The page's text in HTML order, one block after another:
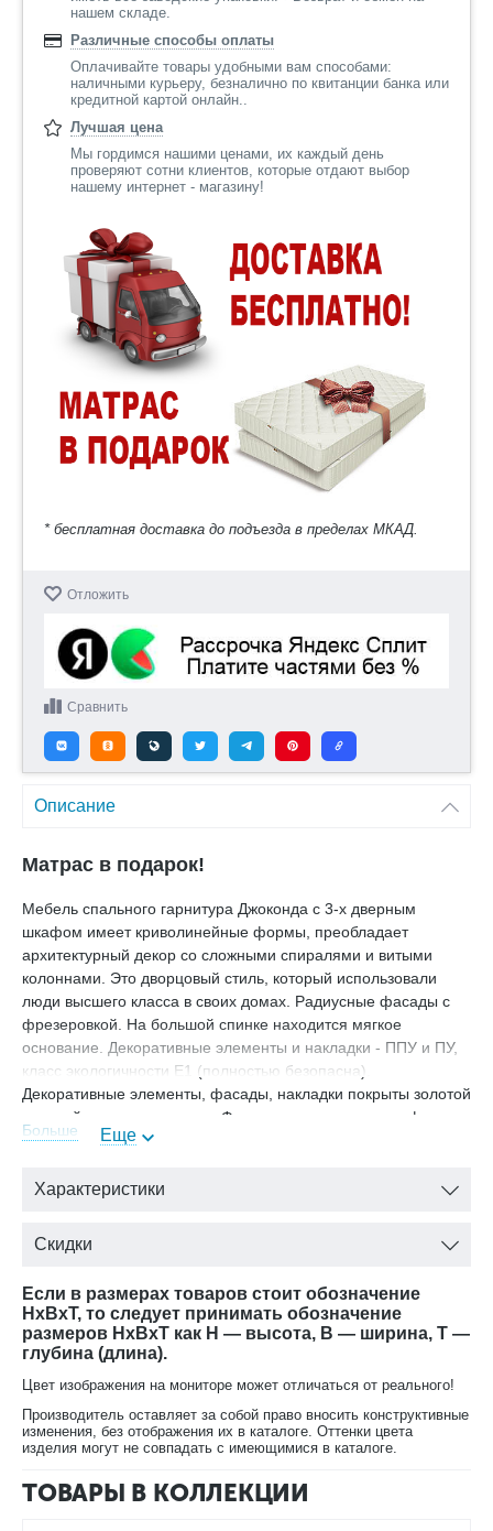
нашем складе.
Различные способы оплаты
Оплачивайте товары удобными вам способами:
наличными курьеру, безналично по квитанции банка или
кредитной картой онлайн..
Лучшая цена
Мы гордимся нашими ценами, их каждый день
проверяют сотни клиентов, которые отдают выбор
нашему интернет - магазину!
* бесплатная доставка до подъезда в пределах МКАД.
Отложить
Сравнить
Описание
Матрас в подарок!
Мебель спального гарнитура Джоконда с 3-х дверным
шкафом имеет криволинейные формы, преобладает
архитектурный декор со сложными спиралями и витыми
колоннами. Это дворцовый стиль, который использовали
люди высшего класса в своих домах. Радиусные фасады с
фрезеровкой. На большой спинке находится мягкое
основание. Декоративные элементы и накладки - ППУ и ПУ,
класс экологичности Е1 (полностью безопасна).
Декоративные элементы, фасады, накладки покрыты золотой
патиной и матовым лаком. Фурнитура - итальянская фирма
Salice: ручка ?кнопка? и ?капля? (металл - бронза). В
Состав комплекта спальной мебели:
Шкаф 3-х Ш 1900*Г 650*В 2400
Туалетный столик Ш 1700*Г 480*В 850
Тумбочка Ш 580*Г 480*В 690
В кровать можно установить ящик с подъемным
механизмом.
Цвет - крем глянец
Фасады радиусные - МДФ с фрезеровкой
Декоративные элементы и накладки - ППУ и ПУ, класс
Больше Еще
Характеристики
Скидки
Если в размерах товаров стоит обозначение
HxBxT, то следует принимать обозначение
размеров HxBxT как H — высота, B — ширина, T —
глубина (длина).
Цвет изображения на мониторе может отличаться от реального!
Производитель оставляет за собой право вносить конструктивные
изменения, без отображения их в каталоге. Оттенки цвета
изделия могут не совпадать с имеющимися в каталоге.
ТОВАРЫ В КОЛЛЕКЦИИ